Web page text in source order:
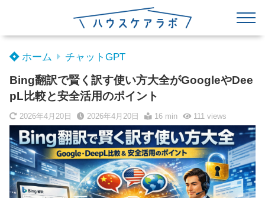
ホーム チャットGPT
Bing翻訳で賢く訳す使い方大全がGoogleやDee
pL比較と安全活用のポイント
2026年4月20日 2026年4月20日 16 min 111views